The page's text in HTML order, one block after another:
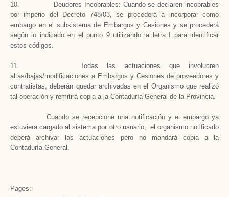
10. Deudores Incobrables: Cuando se declaren incobrables
por imperio del Decreto 748/03, se procederá a incorporar como
embargo en el subsistema de Embargos y Cesiones y se procederá
según lo indicado en el punto 9 utilizando la letra I para identificar
estos códigos.
11. Todas las actuaciones que involucren
altas/bajas/modificaciones a Embargos y Cesiones de proveedores y
contratistas, deberán quedar archivadas en el Organismo que realizó
tal operación y remitirá copia a la Contaduría General de la Provincia.
Cuando se recepcione una notificación y el embargo ya
estuviera cargado al sistema por otro usuario, el organismo notificado
deberá archivar las actuaciones pero no mandará copia a la
Contaduría General.
Pages: